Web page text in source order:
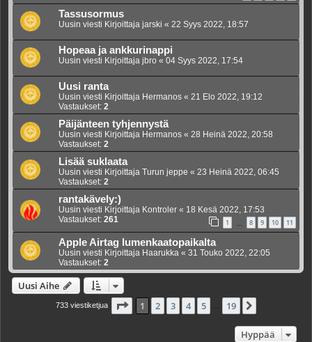
Tassusormus
Uusin viesti Kirjoittaja jarski « 22 Syys 2022, 18:57
Hopeaa ja ankkurinappi
Uusin viesti Kirjoittaja jbro « 04 Syys 2022, 17:54
Uusi ranta
Uusin viesti Kirjoittaja Hermanos « 21 Elo 2022, 19:12
Vastaukset: 2
Päijänteen tyhjennystä
Uusin viesti Kirjoittaja Hermanos « 28 Heinä 2022, 20:58
Vastaukset: 2
Lisää suklaata
Uusin viesti Kirjoittaja Turun jeppe « 23 Heinä 2022, 06:45
Vastaukset: 2
rantakävely:)
Uusin viesti Kirjoittaja Kontroler « 18 Kesä 2022, 17:53
Vastaukset: 261 1 8 9 10 11
Apple Airtag lumenkaatopaikalta
Uusin viesti Kirjoittaja Haarukka « 31 Touko 2022, 22:05
Vastaukset: 2
Uusi Aihe
733 viestiketjua Sivu /19
1 2 3 4 5 19
Hyppää